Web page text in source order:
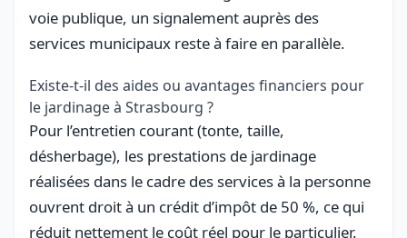
voie publique, un signalement auprès des
services municipaux reste à faire en parallèle.
Existe-t-il des aides ou avantages financiers pour
le jardinage à Strasbourg ?
Pour l’entretien courant (tonte, taille,
désherbage), les prestations de jardinage
réalisées dans le cadre des services à la personne
ouvrent droit à un crédit d’impôt de 50 %, ce qui
réduit nettement le coût réel pour le particulier.